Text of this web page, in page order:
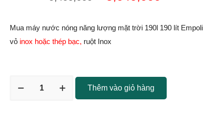
Mua máy nước nóng năng lượng mặt trời 190l 190 lít Empoli
vỏ inox hoặc thép bạc, ruột Inox
Thêm vào giỏ hàng